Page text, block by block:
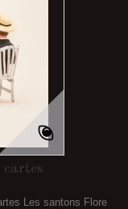
cartes
Les santons Flore